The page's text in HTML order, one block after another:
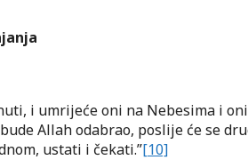
i umrijeće oni na Nebesima i
Allah odabrao, poslije će se
ustati i čekati.”[10]